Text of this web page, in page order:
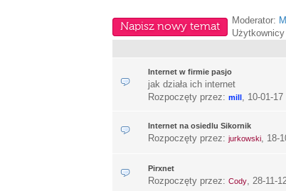
Napisz nowy temat
Moderator:
Internet w firmie pasjo
jak działa ich internet
Rozpoczęty przez: mill, 10-01-17
Internet na osiedlu Sikornik
Rozpoczęty przez: jurkowski, 18-
Pirxnet
Rozpoczęty przez: Cody, 28-11-